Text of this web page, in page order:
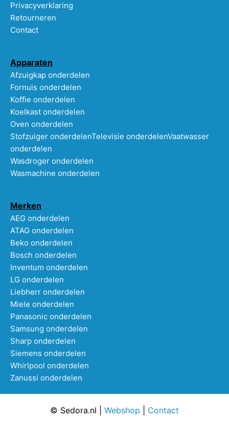
Privacyverklaring
Retourneren
Contact
Apparaten
Afzuigkap onderdelen
Fornuis onderdelen
Koffie onderdelen
Koelkast onderdelen
Oven onderdelen
Stofzuiger onderdelenTelevisie onderdelenVaatwasser
onderdelen
Wasdroger onderdelen
Wasmachine onderdelen
Merken
AEG onderdelen
ATAG onderdelen
Beko onderdelen
Bosch onderdelen
Inventum onderdelen
LG onderdelen
Liebherr onderdelen
Miele onderdelen
Panasonic onderdelen
Samsung onderdelen
Sharp onderdelen
Siemens onderdelen
Whirlpool onderdelen
Zanussi onderdelen
© Sedora.nl | Webshop Contact